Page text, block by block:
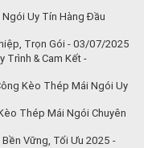
Uy Tín Hàng Đầu
Trọn Gói - 03/07/2025
Trình & Cam Kết -
Kèo Thép Mái Ngói Uy
Thép Mái Ngói Chuyên
Vững, Tối Ưu 2025 -